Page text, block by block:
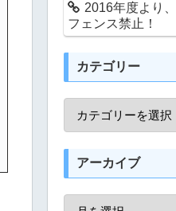
2016年度より
フェンス禁止！
カテゴリー
アーカイブ